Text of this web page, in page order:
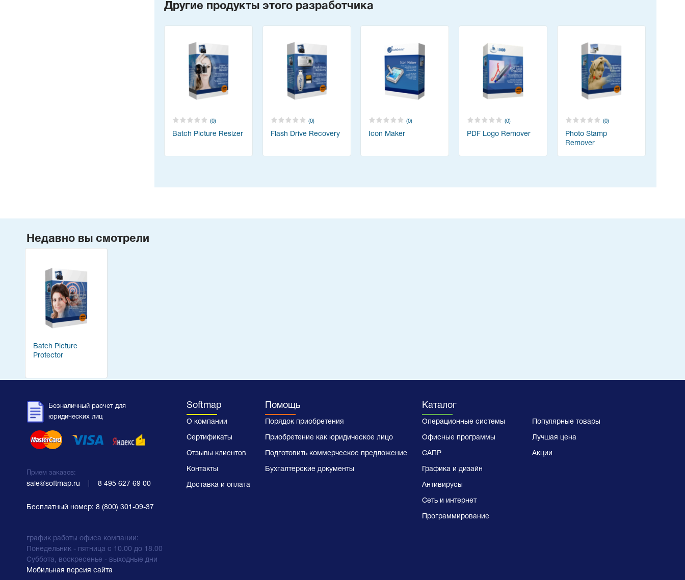
Другие продукты этого разработчика
(0)
Batch Picture Resizer
(0)
Flash Drive Recovery
(0)
Icon Maker
(0)
PDF Logo Remover
(0)
Photo Stamp
Remover
Недавно вы смотрели
Batch Picture
Protector
Безналичный расчет для
юридических лиц
Прием заказов:
sale@softmap.ru 8 495 627 69 00
Бесплатный номер: 8 (800) 301-09-37
график работы офиса компании:
Понедельник - пятница с 10.00 до 18.00
Суббота, воскресенье - выходные дни
Softmap
О компании
Сертификаты
Отзывы клиентов
Контакты
Доставка и оплата
Помощь
Порядок приобретения
Приобретение как юридическое лицо
Подготовить коммерческое предложение
Бухгалтерские документы
Каталог
Операционные системы
Офисные программы
САПР
Графика и дизайн
Антивирусы
Сеть и интернет
Программирование
Популярные товары
Лучшая цена
Акции
Мобильная версия сайта